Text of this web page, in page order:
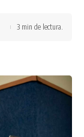
3 min de lectura.